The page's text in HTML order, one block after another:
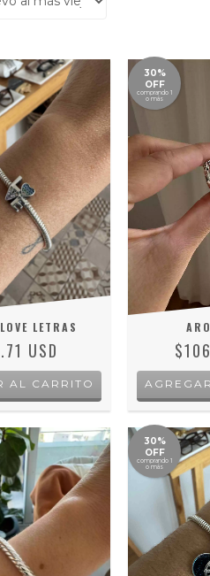
LETRAS
USD
AL CARRITO
30%
OFF
comprando 1
o más
30%
OFF
comprando 1
o más